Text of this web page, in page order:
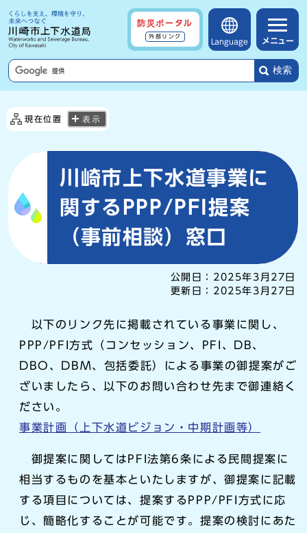
防災ポータル
外部リンク
Language メニュー
検索
現在位置 表示
川崎市上下水道事業に
関するPPP/PFI提案
（事前相談）窓口
公開日： 2025年3月27日
更新日： 2025年3月27日
以下のリンク先に掲載されている事業に関し、
PPP/PFI方式（コンセッション、PFI、DB、
DBO、DBM、包括委託）による事業の御提案がご
ざいましたら、以下のお問い合わせ先まで御連絡く
ださい。
事業計画（上下水道ビジョン・中期計画等）
御提案に関してはPFI法第6条による民間提案に
相当するものを基本といたしますが、御提案に記載
する項目については、提案するPPP/PFI方式に応
じ、簡略化することが可能です。提案の検討にあた